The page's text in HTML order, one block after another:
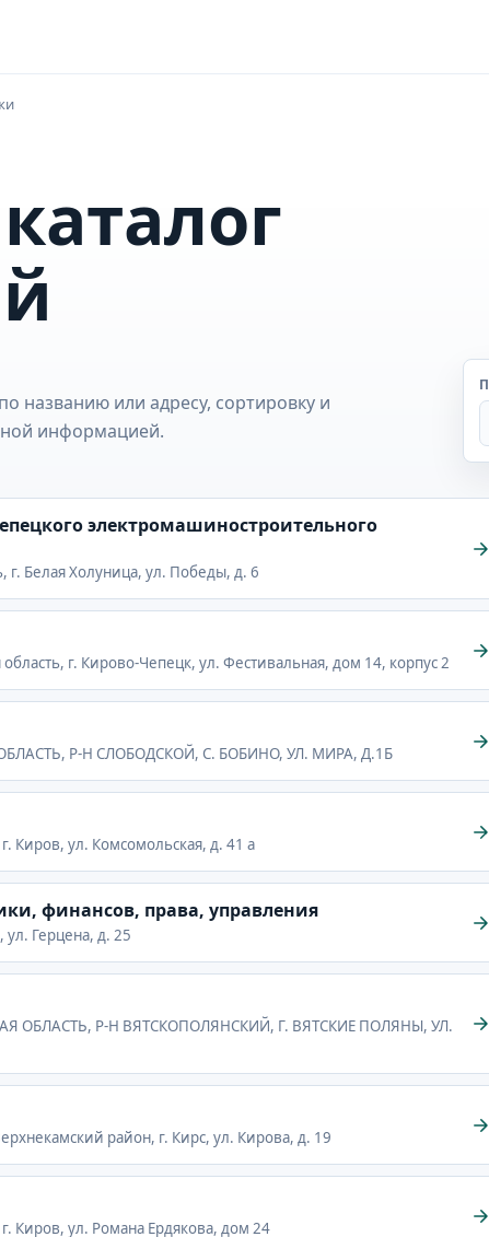
названию или адресу, сортировку и
информацией.
электромашиностроительного
г. Белая Холуница, ул. Победы, д. 6
г. Кирово-Чепецк, ул. Фестивальная, дом 14, корпус 2
ОБЛАСТЬ, Р-Н СЛОБОДСКОЙ, С. БОБИНО, УЛ. МИРА, Д.1Б
Киров, ул. Комсомольская, д. 41 а
финансов, права, управления
ул. Герцена, д. 25
ОБЛАСТЬ, Р-Н ВЯТСКОПОЛЯНСКИЙ, Г. ВЯТСКИЕ ПОЛЯНЫ, УЛ.
район, г. Кирс, ул. Кирова, д. 19
Киров, ул. Романа Ердякова, дом 24